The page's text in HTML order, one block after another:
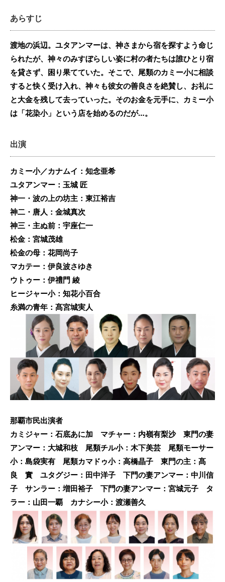
あらすじ
渡地の浜辺。ユタアンマーは、神さまから宿を探すよう命じ
られたが、神々のみすぼらしい姿に村の者たちは誰ひとり宿
を貸さず、困り果てていた。そこで、尾類のカミー小に相談
すると快く受け入れ、神々も彼女の善良さを絶賛し、お礼に
と大金を残して去っていった。そのお金を元手に、カミー小
は「花染小」という店を始めるのだが…。
出演
カミー小／カナムイ：知念亜希
ユタアンマー：玉城 匠
神一・波の上の坊主：東江裕吉
神二・唐人：金城真次
神三・主ぬ前：宇座仁一
松金：宮城茂雄
松金の母：花岡尚子
マカテー：伊良波さゆき
ウトゥー：伊禮門 綾
ヒージャー小：知花小百合
糸満の青年：髙宮城実人
那覇市民出演者
カミジャー：石底あに加 マチャー：内嶺有梨沙 東門の妻
アンマー：大城和枝 尾類チル小：木下美芸 尾類モーサー
小：島袋実有 尾類カマドゥ小：高橋晶子 東門の主：髙
良 實 ユタグジー：田中洋子 下門の妻アンマー：中川信
子 サンラー：増田裕子 下門の妻アンマー：宮城元子 タ
ラー：山田一覇 カナシー小：渡瀬善久